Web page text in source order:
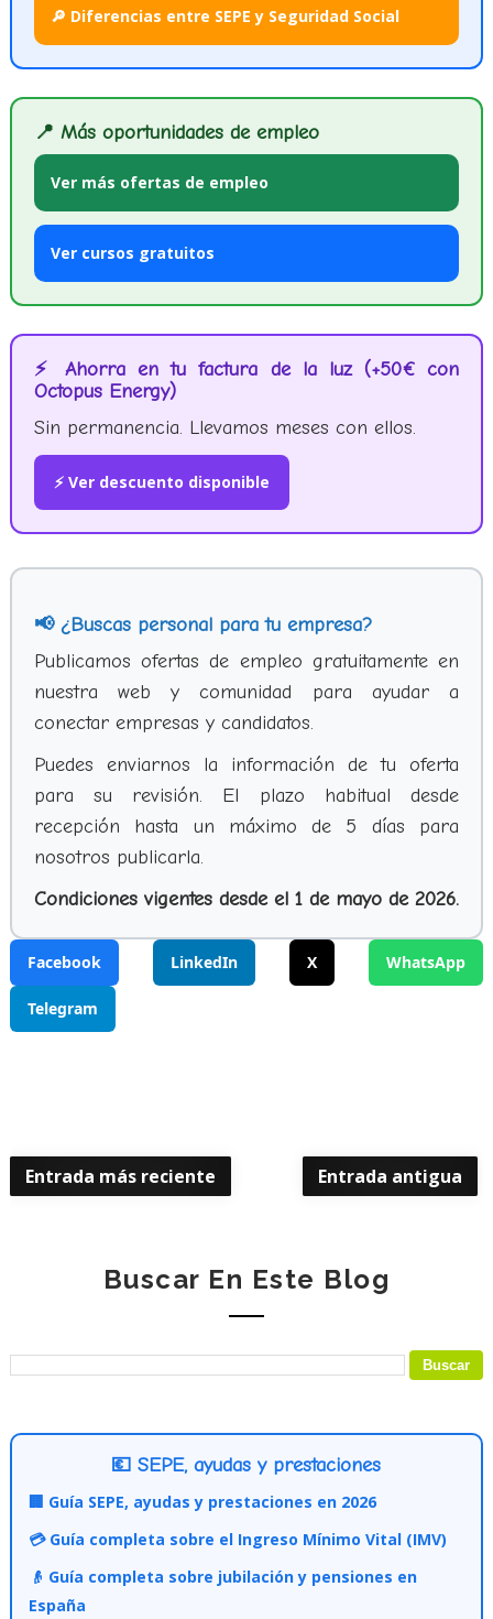
🔎 Diferencias entre SEPE y Seguridad Social
📍 Más oportunidades de empleo
Ver más ofertas de empleo
Ver cursos gratuitos
⚡ Ahorra en tu factura de la luz (+50€ con
Octopus Energy)
Sin permanencia. Llevamos meses con ellos.
⚡ Ver descuento disponible
📢 ¿Buscas personal para tu empresa?
Publicamos ofertas de empleo gratuitamente en
nuestra web y comunidad para ayudar a
conectar empresas y candidatos.
Puedes enviarnos la información de tu oferta
para su revisión. El plazo habitual desde
recepción hasta un máximo de 5 días para
nosotros publicarla.
Condiciones vigentes desde el 1 de mayo de 2026.
Facebook LinkedIn X WhatsApp
Telegram
Entrada más reciente Entrada antigua
Buscar En Este Blog
💶 SEPE, ayudas y prestaciones
🏢 Guía SEPE, ayudas y prestaciones en 2026
💳 Guía completa sobre el Ingreso Mínimo Vital (IMV)
👴 Guía completa sobre jubilación y pensiones en
España